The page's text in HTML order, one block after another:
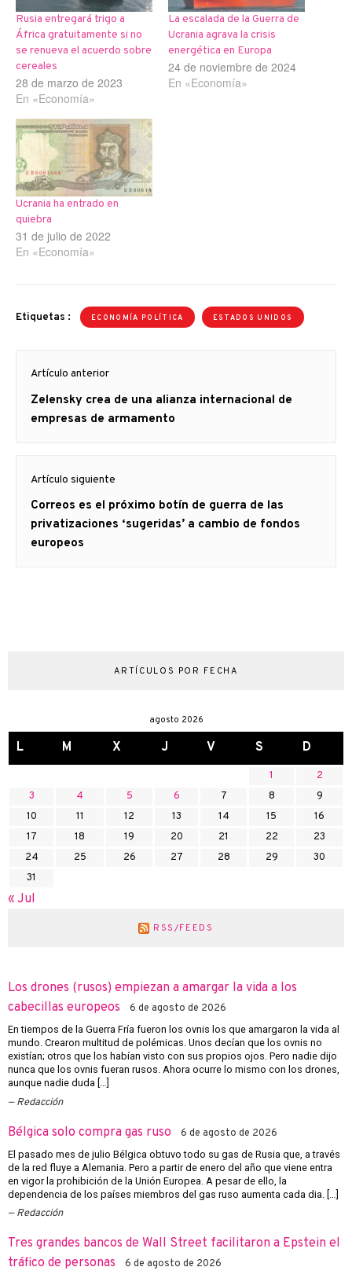
Rusia entregará trigo a
África gratuitamente si no
se renueva el acuerdo sobre
cereales
28 de marzo de 2023
En «Economía»
La escalada de la Guerra de
Ucrania agrava la crisis
energética en Europa
24 de noviembre de 2024
En «Economía»
Ucrania ha entrado en
quiebra
31 de julio de 2022
En «Economía»
Etiquetas : ECONOMÍA POLÍTICA ESTADOS UNIDOS
de
entradas
Artículo anterior
Artículo
anterior
Zelensky crea de una alianza internacional de
empresas de armamento
Artículo siguiente
Artículo
siguiente:
Correos es el próximo botín de guerra de las
privatizaciones ‘sugeridas’ a cambio de fondos
europeos
ARTÍCULOS POR FECHA
agosto 2026
L M X J V S D
1
2
3
4 5 6 7 8
9
10
11 12 13 14 15
16
17
18 19 20 21 22
23
24
25 26 27 28 29
30
31
« Jul
RSS/FEEDS
Los drones (rusos) empiezan a amargar la vida a los
cabecillas europeos
6 de agosto de 2026
En tiempos de la Guerra Fría fueron los ovnis los que amargaron la vida al
mundo. Crearon multitud de polémicas. Unos decían que los ovnis no
existían; otros que los habían visto con sus propios ojos. Pero nadie dijo
nunca que los ovnis fueran rusos. Ahora ocurre lo mismo con los drones,
aunque nadie duda […]
Redacción
Bélgica solo compra gas ruso 6 de agosto de 2026
El pasado mes de julio Bélgica obtuvo todo su gas de Rusia que, a través
de la red fluye a Alemania. Pero a partir de enero del año que viene entra
en vigor la prohibición de la Unión Europea. A pesar de ello, la
dependencia de los países miembros del gas ruso aumenta cada dia. […]
Redacción
Tres grandes bancos de Wall Street facilitaron a Epstein el
tráfico de personas
6 de agosto de 2026